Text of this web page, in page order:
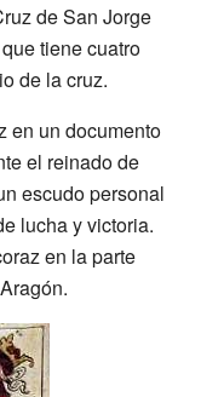
de San Jorge
tiene cuatro
de la cruz.
en un documento
el reinado de
escudo personal
lucha y victoria.
en la parte